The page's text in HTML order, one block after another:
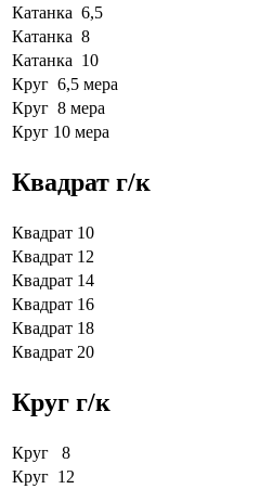
Катанка 6,5
Катанка 8
Катанка 10
Круг 6,5 мера
Круг 8 мера
Круг 10 мера
Квадрат г/к
Квадрат 10
Квадрат 12
Квадрат 14
Квадрат 16
Квадрат 18
Квадрат 20
Круг г/к
Круг 8
Круг 12